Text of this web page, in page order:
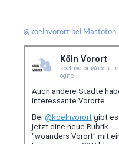
@koelnvorort bei Mastoton